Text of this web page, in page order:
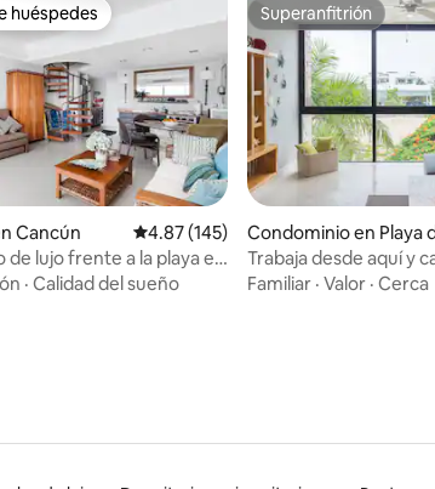
5; 151 evaluaciones
huéspedes
huéspedes
Cancún Calificación promedio: 4.87 de 5;
4.87 (145)
de lujo frente a la playa en
· Calidad del sueño
Superanfitrión
Superanfitrión
Condominio en Playa
men
Trabaja desde aquí y
playa/cualquier lugar.
Familiar · Valor · Cerca